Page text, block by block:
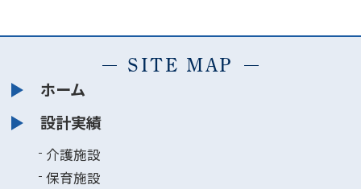
SITE MAP
ホーム
設計実績
介護施設
保育施設